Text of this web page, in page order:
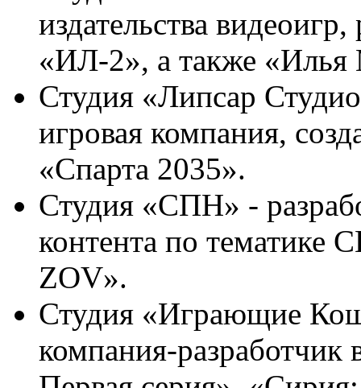
издательства
«ИЛ-2», а также
Студия «Липсар
игровая компания,
«Спарта 2035».
Студия «СПН» -
контента по тематике
ZOV».
Студия «Играющие
компания-разработчик